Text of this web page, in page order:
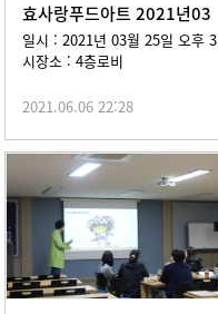
효사랑푸드아트 2021년03
월 25일
일시 : 2021년 03월 25일 오후 3
시장소 : 4층로비
2021.06.06 22:28